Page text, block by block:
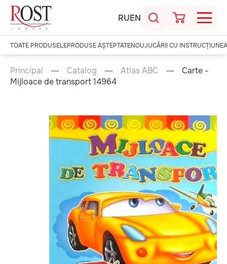
RUEN
TOATE PRODUSELEPRODUSE AȘTEPTATENOUJUCĂRII CU
Principal Catalog Atlas ABC
Carte -
Mijloace de transport 14964